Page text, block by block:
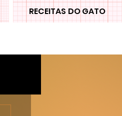
RECEITAS DO GATO